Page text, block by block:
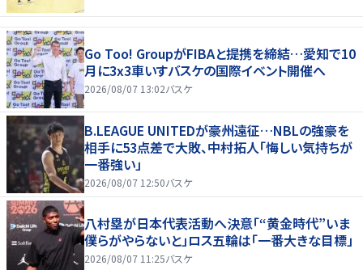
Go Too! GroupがFIBAと提携を締結…愛知で10
月に3x3車いすバスケの国際イベント開催へ
2026/08/07 13:02バスケ
B.LEAGUE UNITEDが豪州遠征…NBLの強豪を
相手に53点差で大敗、中村拓人「悔しい気持ちが
一番強い」
2026/08/07 12:50バスケ
八村塁が日本代表活動へ決意「“黄金時代”いま
僕らがやらないと」ロス五輪は「一番大きな目標」
2026/08/07 11:25バスケ